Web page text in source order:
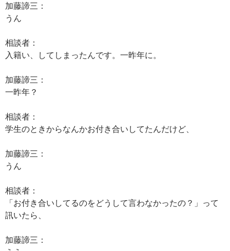
加藤諦三：
うん
相談者：
入籍い、してしまったんです。一昨年に。
加藤諦三：
一昨年？
相談者：
学生のときからなんかお付き合いしてたんだけど、
加藤諦三：
うん
相談者：
「お付き合いしてるのをどうして言わなかったの？」って
訊いたら、
加藤諦三：